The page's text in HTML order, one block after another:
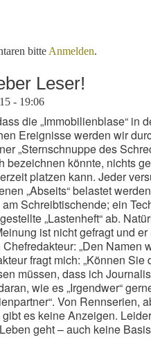
gelegt“!
bitte Anmelden.
Leser!
- 19:06
die „Immobilienblase“ in
Ereignisse werden wir
„Sternschnuppe des
bezeichnen könnte, nichts
platzen kann. Jeder
„Abseits“ belastet
Schreibtischende; ein
„Lastenheft“ ab.
ist nicht gefragt und
„Den Namen
fragt mich: „Können
müssen, dass ich
wie es „Irgendwer“
Von Rennserien,
es keine Anzeigen.
geht – auch keine